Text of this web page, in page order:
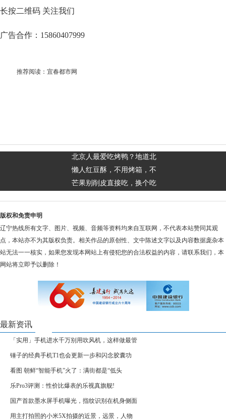
长按二维码 关注我们
广告合作：15860407999
推荐阅读： 宜春都市网
北京人最爱吃烤鸭？地道北
懒人红豆酥，不用烤箱，不
芒果别削皮直接吃，换个吃
版权和免责申明
辽宁热线所有文字、图片、视频、音频等资料均来自互联网，不代表本站赞同其观
点，本站亦不为其版权负责。相关作品的原创性、文中陈述文字以及内容数据庞杂本
站无法一一核实，如果您发现本网站上有侵犯您的合法权益的内容，请联系我们，本
网站将立即予以删除！
最新资讯
「实用」手机进水千万别用吹风机，这样做最管
锤子的经典手机T1也会更新一步和闪念胶囊功
看图 朝鲜“智能手机”火了：满街都是“低头
乐Pro3评测：性价比爆表的乐视真旗舰!
国产首款墨水屏手机曝光，指纹识别在机身侧面
用主打拍照的小米5X拍摄的近景，远景，人物